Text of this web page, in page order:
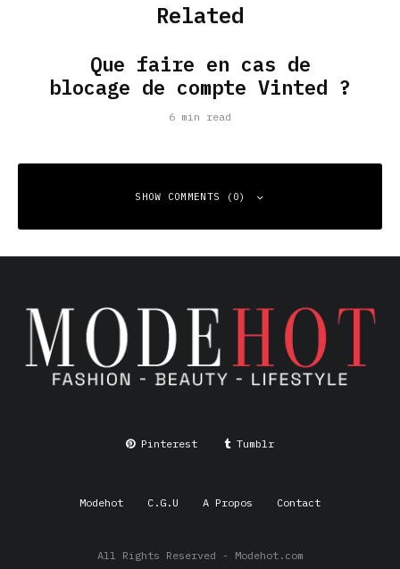
Related
Que faire en cas de
blocage de compte Vinted ?
6 min read
SHOW COMMENTS (0)
Your email address will not be published.
Required fields
are marked*
Comment*
Pinterest Tumblr
Modehot C.G.U A Propos Contact
All Rights Reserved - Modehot.com